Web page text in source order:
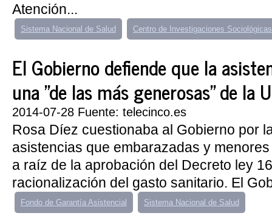
Atención...
Sistema Nacional de Salud Centro de Investigaciones Sociológicas
El Gobierno defiende que la
una "de las más generosas" de la
2014-07-28 Fuente: telecinco.es
Rosa Díez cuestionaba al Gobierno por
asistencias que embarazadas y
a raíz de la aprobación del Decreto ley
racionalización del gasto sanitario. El
Fondo de Garantía Asistencial Sistema Nacional de Salud